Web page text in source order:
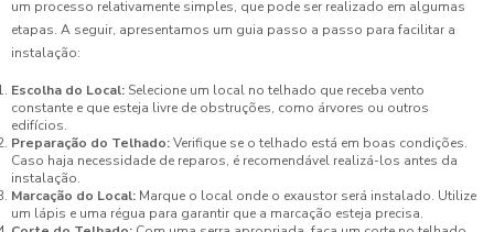
um processo relativamente simples, que pode ser realizado em algumas
etapas. A seguir, apresentamos um guia passo a passo para facilitar a
instalação:
Escolha do Local: Selecione um local no telhado que receba vento
constante e que esteja livre de obstruções, como árvores ou outros
edifícios.
Preparação do Telhado:Verifique se o telhado está em boas condições.
Caso haja necessidade de reparos, é recomendável realizá-los antes da
instalação.
Marcação do Local: Marque o local onde o exaustor será instalado. Utilize
um lápis e uma régua para garantir que a marcação esteja precisa.